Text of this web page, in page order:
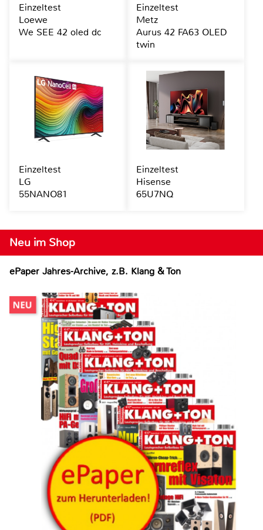
Neu im Shop
ePaper Jahres-Archive, z.B. Klang & Ton
Einzeltest
Loewe
We SEE 42 oled dc
Einzeltest
Metz
Aurus 42 FA63 OLED
twin
Einzeltest
LG
55NANO81
Einzeltest
Hisense
65U7NQ